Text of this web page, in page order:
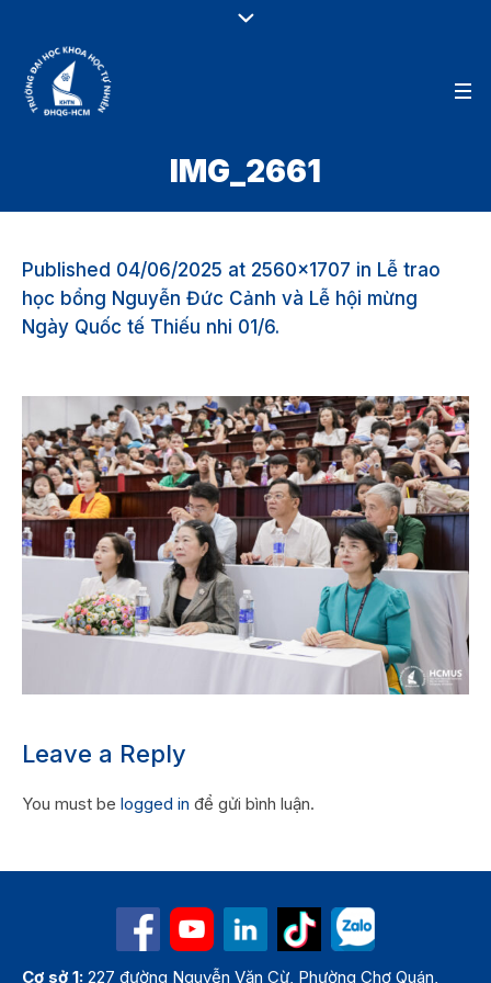
IMG_2661
Published 04/06/2025 at 2560×1707 in Lễ trao
học bổng Nguyễn Đức Cảnh và Lễ hội mừng
Ngày Quốc tế Thiếu nhi 01/6.
Leave a Reply
You must be logged in để gửi bình luận.
Cơ sở 1: 227 đường Nguyễn Văn Cừ, Phường Chợ Quán,